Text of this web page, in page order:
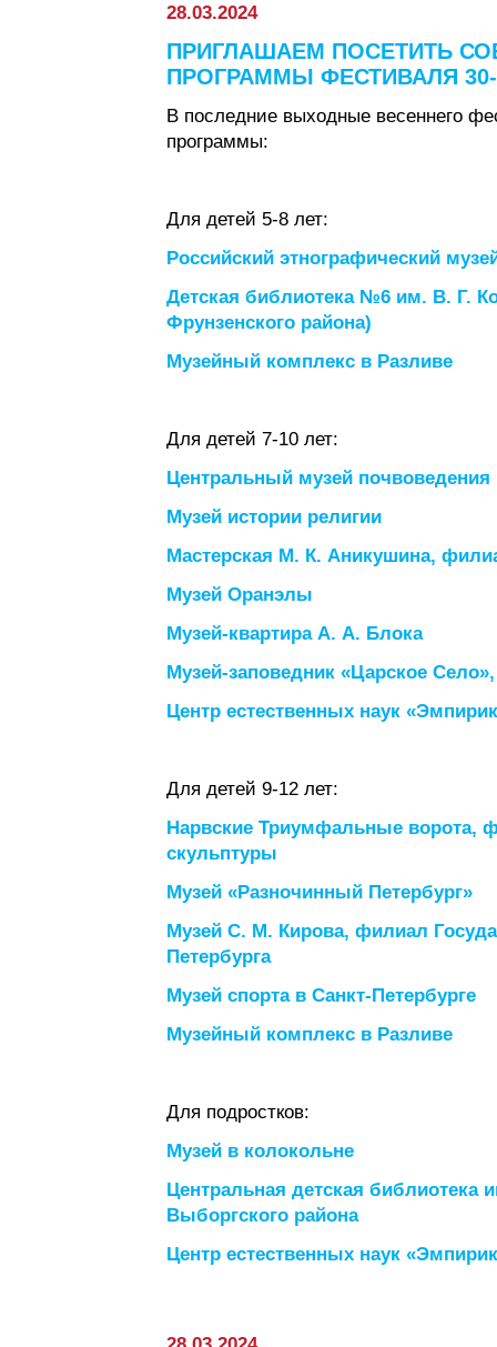
28.03.2024
ПРИГЛАШАЕМ ПОСЕТИТЬ
ПРОГРАММЫ ФЕСТИВАЛЯ
В последние выходные весеннего
программы:
Для детей 5-8 лет:
Российский этнографический
Детская библиотека №6 им. В. Г.
Фрунзенского района)
Музейный комплекс в Разливе
Для детей 7-10 лет:
Центральный музей
Музей истории религии
Мастерская М. К. Аникушина,
Музей Оранэлы
Музей-квартира А. А. Блока
Музей-заповедник «Царское
Центр естественных наук
Для детей 9-12 лет:
Нарвские Триумфальные ворота,
скульптуры
Музей «Разночинный Петербург»
Музей С. М. Кирова, филиал
Петербурга
Музей спорта в Санкт-Петербурге
Музейный комплекс в Разливе
Для подростков:
Музей в колокольне
Центральная детская
Выборгского района
Центр естественных наук